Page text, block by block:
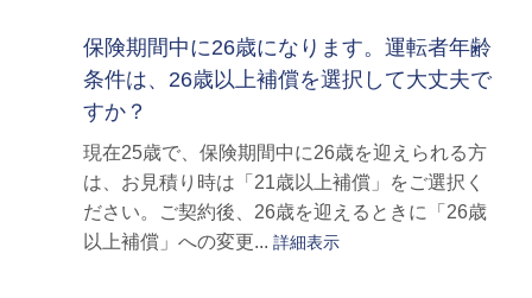
保険期間中に26歳になります。運転者年齢
条件は、26歳以上補償を選択して大丈夫で
すか？
現在25歳で、保険期間中に26歳を迎えられる方
は、お見積り時は「21歳以上補償」をご選択く
ださい。ご契約後、26歳を迎えるときに「26歳
以上補償」への変更... 詳細表示